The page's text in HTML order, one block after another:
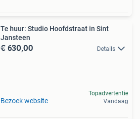
Te huur: Studio Hoofdstraat in Sint
Jansteen
€ 630,00 Details
Bezoek website
Topadvertentie
Vandaag